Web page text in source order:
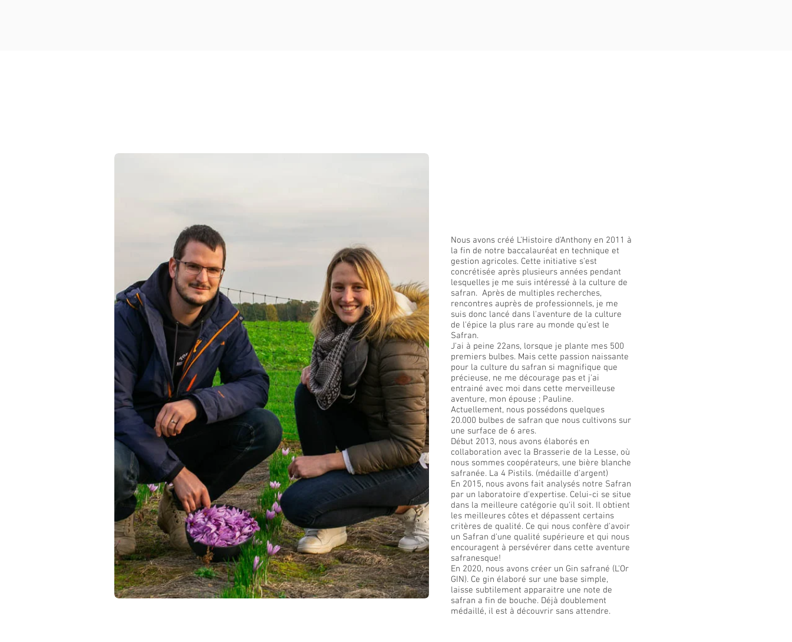
Nous avons créé L'Histoire d'Anthony en 2011 à
la fin de notre baccalauréat en technique et
gestion agricoles. Cette initiative s'est
concrétisée après plusieurs années pendant
lesquelles je me suis intéressé à la culture de
safran. Après de multiples recherches,
rencontres auprès de professionnels, je me
suis donc lancé dans l'aventure de la culture
de l'épice la plus rare au monde qu'est le
Safran.
J'ai à peine 22ans, lorsque je plante mes 500
premiers bulbes. Mais cette passion naissante
pour la culture du safran si magnifique que
précieuse, ne me décourage pas et j'ai
entrainé avec moi dans cette merveilleuse
aventure, mon épouse ; Pauline.
Actuellement, nous possédons quelques
20.000 bulbes de safran que nous cultivons sur
une surface de 6 ares.
Début 2013, nous avons élaborés en
collaboration avec la Brasserie de la Lesse, où
nous sommes coopérateurs, une bière blanche
safranée. La 4 Pistils. (médaille d'argent)
En 2015, nous avons fait analysés notre Safran
par un laboratoire d'expertise. Celui-ci se situe
dans la meilleure catégorie qu'il soit. Il obtient
les meilleures côtes et dépassent certains
critères de qualité. Ce qui nous confère d'avoir
un Safran d'une qualité supérieure et qui nous
encouragent à persévérer dans cette aventure
safranesque!
En 2020, nous avons créer un Gin safrané (L'Or
GIN). Ce gin élaboré sur une base simple,
laisse subtilement apparaitre une note de
safran a fin de bouche. Déjà doublement
médaillé, il est à découvrir sans attendre.